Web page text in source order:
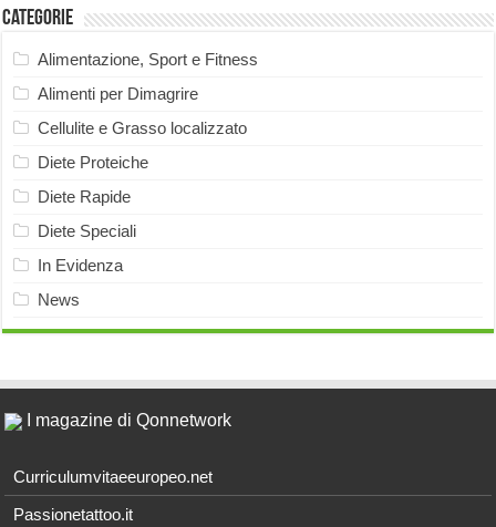
Categorie
Alimentazione, Sport e Fitness
Alimenti per Dimagrire
Cellulite e Grasso localizzato
Diete Proteiche
Diete Rapide
Diete Speciali
In Evidenza
News
I magazine di Qonnetwork
Curriculumvitaeeuropeo.net
Passionetattoo.it